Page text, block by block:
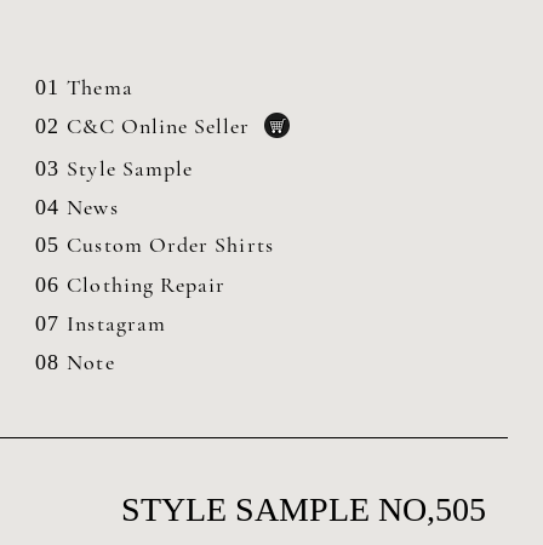
01 Thema
02 C&C Online Seller
03 Style Sample
04 News
05 Custom Order Shirts
06 Clothing Repair
07 Instagram
08 Note
STYLE SAMPLE NO,505